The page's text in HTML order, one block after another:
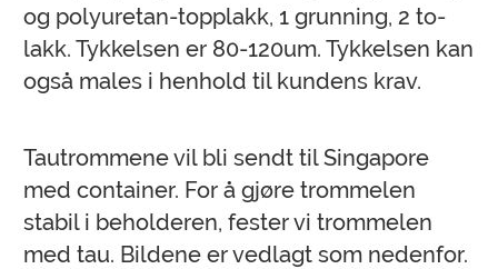
og polyuretan-topplakk, 1 grunning, 2 to-
lakk. Tykkelsen er 80-120um. Tykkelsen kan
også males i henhold til kundens krav.
Tautrommene vil bli sendt til Singapore
med container. For å gjøre trommelen
stabil i beholderen, fester vi trommelen
med tau. Bildene er vedlagt som nedenfor.